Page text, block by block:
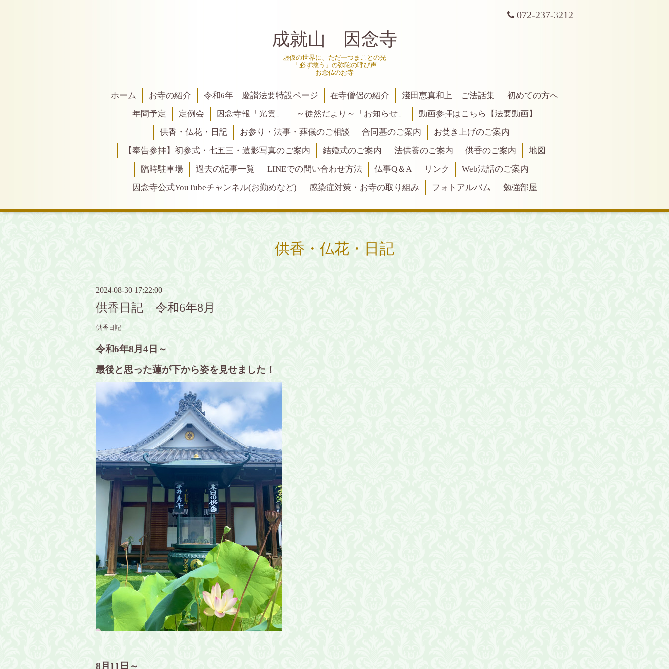
072-237-3212
成就山 因念寺
虚仮の世界に、ただ一つまことの光
「必ず救う」の弥陀の呼び声
お念仏のお寺
ホーム お寺の紹介 令和6年 慶讃法要特設ページ 在寺僧侶の紹介 淺田恵真和上 ご法話集
初めての方へ
年間予定
定例会 因念寺報「光雲」 ～徒然だより～「お知らせ」
動画参拝はこちら【法要動画】
供香・仏花・日記
お参り・法事・葬儀のご相談 合同墓のご案内
お焚き上げのご案内
【奉告参拝】初参式・七五三・遺影写真のご案内
結婚式のご案内 法供養のご案内 供香のご案内
地図
臨時駐車場
過去の記事一覧 LINEでの問い合わせ方法 仏事Q＆A リンク
Web法話のご案内
因念寺公式YouTubeチャンネル(お勤めなど)
感染症対策・お寺の取り組み フォトアルバム 勉強部屋
供香・仏花・日記
2024-08-30 17:22:00
供香日記 令和6年8月
供香日記
令和6年8月4日～
最後と思った蓮が下から姿を見せました！
8月11日～